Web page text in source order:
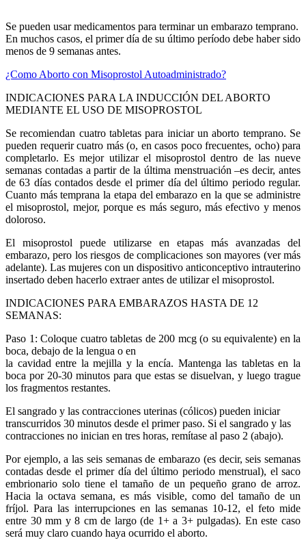
Se pueden usar medicamentos para terminar un embarazo temprano.
En muchos casos, el primer día de su último período debe haber sido
menos de 9 semanas antes.
¿Como Aborto con Misoprostol Autoadministrado?
INDICACIONES PARA LA INDUCCIÓN DEL ABORTO
MEDIANTE EL USO DE MISOPROSTOL
Se recomiendan cuatro tabletas para iniciar un aborto temprano. Se
pueden requerir cuatro más (o, en casos poco frecuentes, ocho) para
completarlo. Es mejor utilizar el misoprostol dentro de las nueve
semanas contadas a partir de la última menstruación –es decir, antes
de 63 días contados desde el primer día del último periodo regular.
Cuanto más temprana la etapa del embarazo en la que se administre
el misoprostol, mejor, porque es más seguro, más efectivo y menos
doloroso.
El misoprostol puede utilizarse en etapas más avanzadas del
embarazo, pero los riesgos de complicaciones son mayores (ver más
adelante). Las mujeres con un dispositivo anticonceptivo intrauterino
insertado deben hacerlo extraer antes de utilizar el misoprostol.
INDICACIONES PARA EMBARAZOS HASTA DE 12
SEMANAS:
Paso 1: Coloque cuatro tabletas de 200 mcg (o su equivalente) en la
boca, debajo de la lengua o en
la cavidad entre la mejilla y la encía. Mantenga las tabletas en la
boca por 20-30 minutos para que estas se disuelvan, y luego trague
los fragmentos restantes.
El sangrado y las contracciones uterinas (cólicos) pueden iniciar
transcurridos 30 minutos desde el primer paso. Si el sangrado y las
contracciones no inician en tres horas, remítase al paso 2 (abajo).
Por ejemplo, a las seis semanas de embarazo (es decir, seis semanas
contadas desde el primer día del último periodo menstrual), el saco
embrionario solo tiene el tamaño de un pequeño grano de arroz.
Hacia la octava semana, es más visible, como del tamaño de un
fríjol. Para las interrupciones en las semanas 10-12, el feto mide
entre 30 mm y 8 cm de largo (de 1+ a 3+ pulgadas). En este caso
será muy claro cuando haya ocurrido el aborto.